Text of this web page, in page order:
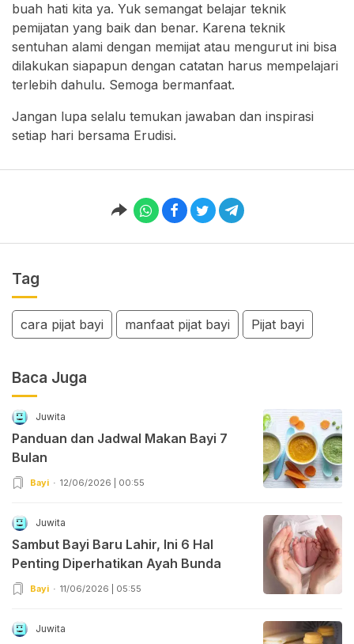
buah hati kita ya. Yuk semangat belajar teknik
pemijatan yang baik dan benar. Karena teknik
sentuhan alami dengan memijat atau mengurut ini bisa
dilakukan siapapun dengan catatan harus mempelajari
terlebih dahulu. Semoga bermanfaat.
Jangan lupa selalu temukan jawaban dan inspirasi
setiap hari bersama Erudisi.
Tag
cara pijat bayi manfaat pijat bayi Pijat bayi
Baca Juga
Juwita
Panduan dan Jadwal Makan Bayi 7
Bulan
Bayi 12/06/2026 | 00:55
Juwita
Sambut Bayi Baru Lahir, Ini 6 Hal
Penting Diperhatikan Ayah Bunda
Bayi 11/06/2026 | 05:55
Juwita